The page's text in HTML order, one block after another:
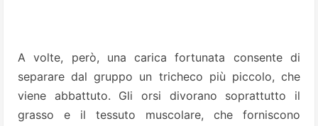
A volte, però, una carica fortunata consente di
separare dal gruppo un tricheco più piccolo, che
viene abbattuto. Gli orsi divorano soprattutto il
grasso e il tessuto muscolare, che forniscono